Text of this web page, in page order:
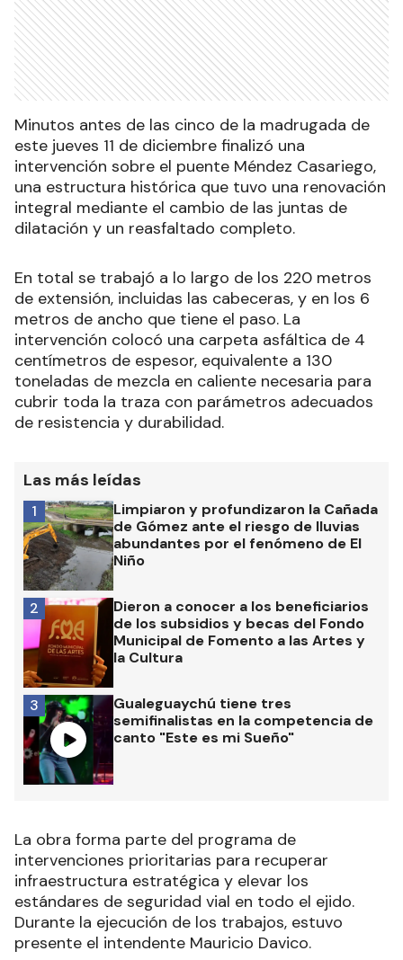
Minutos antes de las cinco de la madrugada de
este jueves 11 de diciembre finalizó una
intervención sobre el puente Méndez Casariego,
una estructura histórica que tuvo una renovación
integral mediante el cambio de las juntas de
dilatación y un reasfaltado completo.
En total se trabajó a lo largo de los 220 metros
de extensión, incluidas las cabeceras, y en los 6
metros de ancho que tiene el paso. La
intervención colocó una carpeta asfáltica de 4
centímetros de espesor, equivalente a 130
toneladas de mezcla en caliente necesaria para
cubrir toda la traza con parámetros adecuados
de resistencia y durabilidad.
Las más leídas
Limpiaron y profundizaron la Cañada
de Gómez ante el riesgo de lluvias
abundantes por el fenómeno de El
Niño
1
Dieron a conocer a los beneficiarios
de los subsidios y becas del Fondo
Municipal de Fomento a las Artes y
la Cultura
2
Gualeguaychú tiene tres
semifinalistas en la competencia de
canto "Este es mi Sueño"
3
La obra forma parte del programa de
intervenciones prioritarias para recuperar
infraestructura estratégica y elevar los
estándares de seguridad vial en todo el ejido.
Durante la ejecución de los trabajos, estuvo
presente el intendente Mauricio Davico.